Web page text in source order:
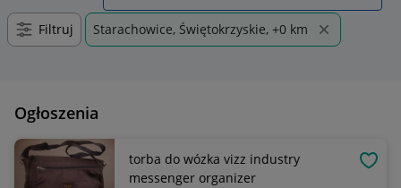
Filtruj Starachowice, Świętokrzyskie, +0 km
Ogłoszenia
torba do wózka vizz industry
messenger organizer